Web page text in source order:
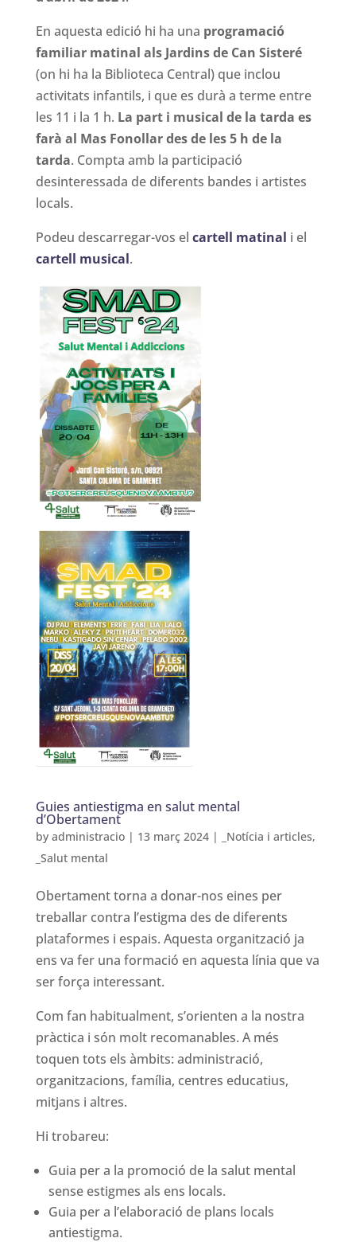
En aquesta edició hi ha una programació
familiar matinal als Jardins de Can Sisteré
(on hi ha la Biblioteca Central) que inclou
activitats infantils, i que es durà a terme entre
les 11 i la 1 h. La part i musical de la tarda es
farà al Mas Fonollar des de les 5 h de la
tarda. Compta amb la participació
desinteressada de diferents bandes i artistes
locals.
Podeu descarregar-vos el cartell matinal i el
cartell musical.
Guies antiestigma en salut mental
d’Obertament
by administracio| 13 març 2024| _Notícia i articles,
_Salut mental
Obertament torna a donar-nos eines per
treballar contra l’estigma des de diferents
plataformes i espais. Aquesta organització ja
ens va fer una formació en aquesta línia que va
ser força interessant.
Com fan habitualment, s’orienten a la nostra
pràctica i són molt recomanables. A més
toquen tots els àmbits: administració,
organitzacions, família, centres educatius,
mitjans i altres.
Hi trobareu:
Guia per a la promoció de la salut mental
sense estigmes als ens locals.
Guia per a l’elaboració de plans locals
antiestigma.